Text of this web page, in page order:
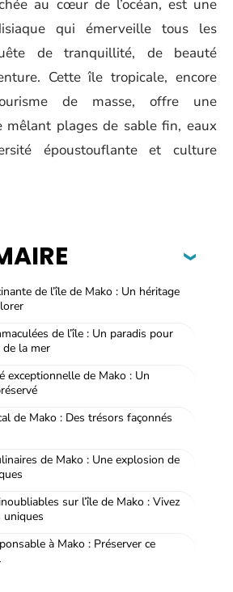
au cœur de l’océan, est une
qui émerveille tous les
de tranquillité, de beauté
Cette île tropicale, encore
de masse, offre une
mêlant plages de sable fin, eaux
époustouflante et culture
de l’île de Mako : Un héritage
de l’île : Un paradis pour
la mer
exceptionnelle de Mako : Un
de Mako : Des trésors façonnés
de Mako : Une explosion de
sur l’île de Mako : Vivez
à Mako : Préserver ce